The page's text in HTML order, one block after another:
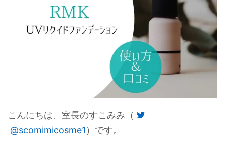
こんにちは、室長のすこみみ（
@scomimicosme1 ）です。